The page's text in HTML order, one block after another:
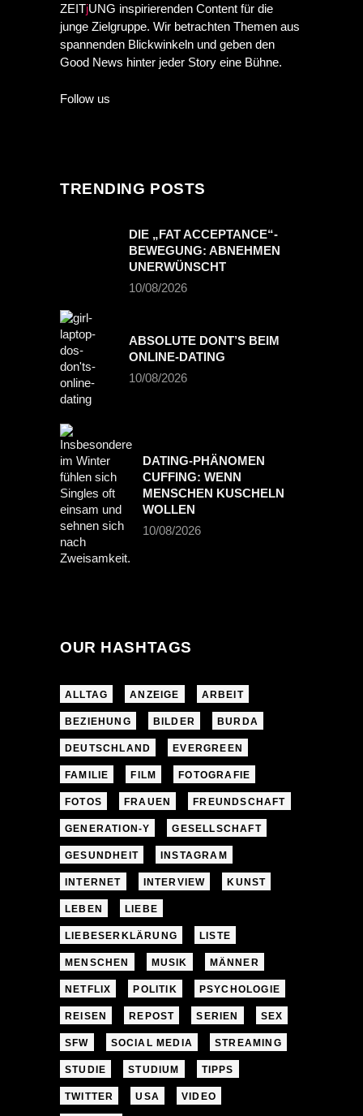
ZEITjUNG inspirierenden Content für die
junge Zielgruppe. Wir betrachten Themen aus
spannenden Blickwinkeln und geben den
Good News hinter jeder Story eine Bühne.
Follow us
TRENDING POSTS
DIE „FAT ACCEPTANCE“-
BEWEGUNG: ABNEHMEN
UNERWÜNSCHT
10/08/2026
ABSOLUTE DONT’S BEIM
ONLINE-DATING
10/08/2026
DATING-PHÄNOMEN
CUFFING: WENN
MENSCHEN KUSCHELN
WOLLEN
10/08/2026
OUR HASHTAGS
ALLTAG ANZEIGE ARBEIT
BEZIEHUNG BILDER BURDA
DEUTSCHLAND EVERGREEN
FAMILIE FILM FOTOGRAFIE
FOTOS FRAUEN FREUNDSCHAFT
GENERATION-Y GESELLSCHAFT
GESUNDHEIT INSTAGRAM
INTERNET INTERVIEW KUNST
LEBEN LIEBE
LIEBESERKLÄRUNG LISTE
MENSCHEN MUSIK MÄNNER
NETFLIX POLITIK PSYCHOLOGIE
REISEN REPOST SERIEN SEX
SFW SOCIAL MEDIA STREAMING
STUDIE STUDIUM TIPPS
TWITTER USA VIDEO